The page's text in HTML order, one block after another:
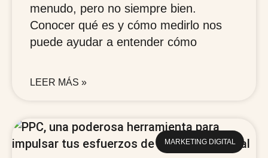
menudo, pero no siempre bien.
Conocer qué es y cómo medirlo nos
puede ayudar a entender cómo
LEER MÁS »
MARKETING DIGITAL